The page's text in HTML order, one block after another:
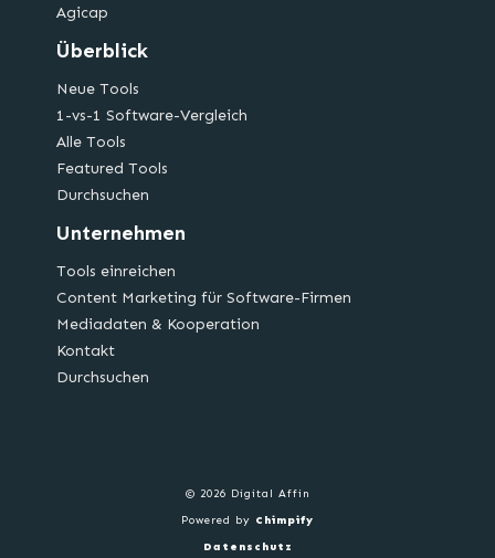
Agicap
Überblick
Neue Tools
1-vs-1 Software-Vergleich
Alle Tools
Featured Tools
Durchsuchen
Unternehmen
Tools einreichen
Content Marketing für Software-Firmen
Mediadaten & Kooperation
Kontakt
Durchsuchen
© 2026 Digital Affin
Powered by Chimpify
Datenschutz